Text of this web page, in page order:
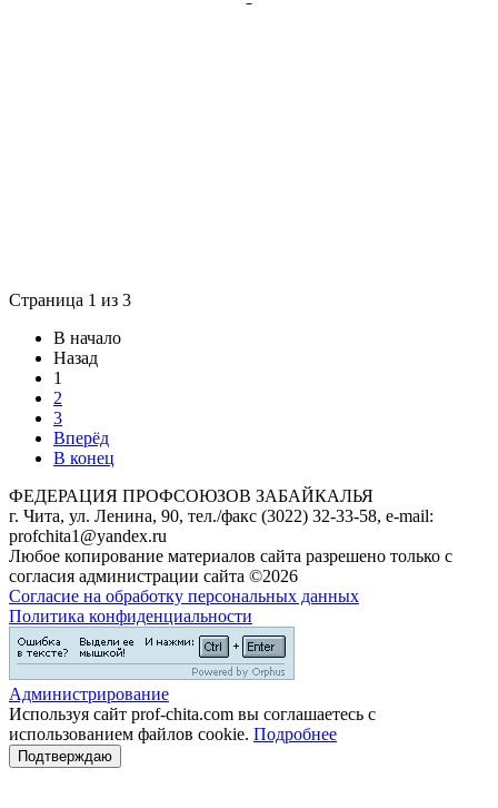
Страница 1 из 3
В начало
Назад
1
2
3
Вперёд
В конец
ФЕДЕРАЦИЯ ПРОФСОЮЗОВ ЗАБАЙКАЛЬЯ
г. Чита, ул. Ленина, 90, тел./факс (3022) 32-33-58, e-mail:
profchita1@yandex.ru
Любое копирование материалов сайта разрешено только с
согласия администрации сайта ©2026
Согласие на обработку персональных данных
Политика конфиденциальности
Администрирование
Используя сайт prof-chita.com вы соглашаетесь с
использованием файлов cookie. Подробнее
Подтверждаю